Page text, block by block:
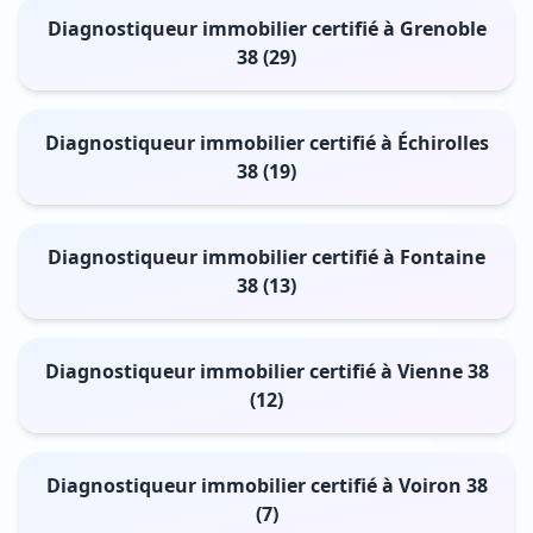
Diagnostiqueur immobilier certifié à Grenoble
38 (29)
Diagnostiqueur immobilier certifié à Échirolles
38 (19)
Diagnostiqueur immobilier certifié à Fontaine
38 (13)
Diagnostiqueur immobilier certifié à Vienne 38
(12)
Diagnostiqueur immobilier certifié à Voiron 38
(7)